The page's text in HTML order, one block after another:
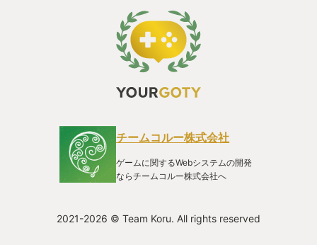
チームコルー株式会社
ゲームに関するWebシステムの開発
ならチームコルー株式会社へ
2021-2026 © Team Koru. All rights reserved